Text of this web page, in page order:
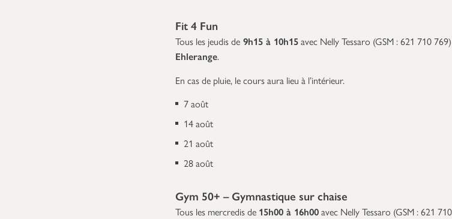
Fit 4 Fun
Tous les jeudis de 9h15 à 10h15avec Nelly Tessaro (GSM : 621 710
Ehlerange.
En cas de pluie, le cours aura lieu à l’intérieur.
7 août
14 août
21 août
28 août
Gym 50+ – Gymnastique sur chaise
Tous les mercredis de 15h00 à 16h00avec Nelly Tessaro (GSM : 621